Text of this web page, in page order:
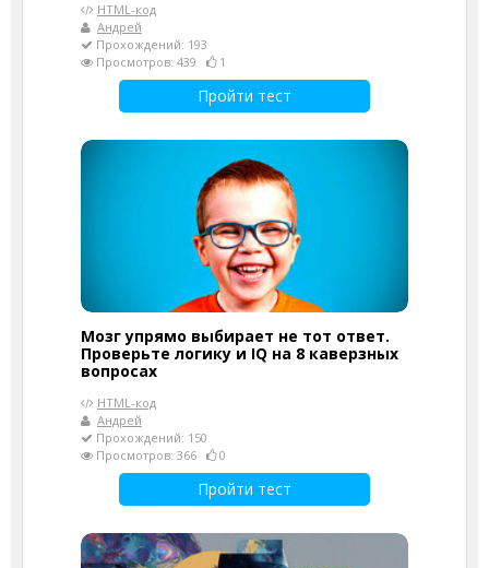
HTML-код
Андрей
Прохождений: 193
Просмотров: 439
1
Пройти тест
Мозг упрямо выбирает не тот ответ.
Проверьте логику и IQ на 8 каверзных
вопросах
HTML-код
Андрей
Прохождений: 150
Просмотров: 366
0
Пройти тест